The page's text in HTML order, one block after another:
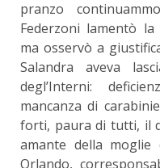
pranzo
Federzoni lamentò
ma osservò a
Salandra aveva
degl’Interni:
mancanza di
forti, paura di tutti, il
amante della
Orlando,